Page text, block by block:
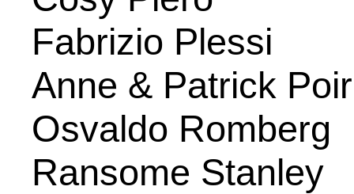
Fabrizio Plessi
Anne & Patrick
Osvaldo Romberg
Ransome Stanley